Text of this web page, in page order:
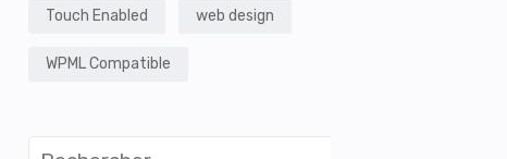
Touch Enabled web design
WPML Compatible